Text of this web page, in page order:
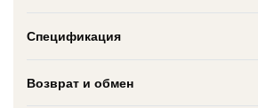
Спецификация
Возврат и обмен